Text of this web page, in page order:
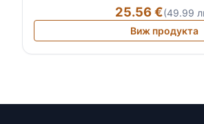
25.56 €(49.99
Виж продукта